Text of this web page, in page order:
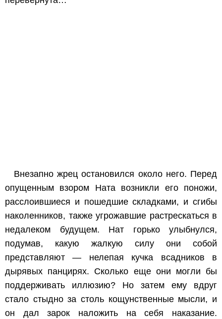
Внезапно жрец остановился около него. Перед
опущенным взором Ната возникли его поножи,
расслоившиеся и пошедшие складками, и сгибы
наколенников, также угрожавшие растрескаться в
недалеком будущем. Нат горько улыбнулся,
подумав, какую жалкую силу они собой
представляют — нелепая кучка всадников в
дырявых панцирях. Сколько еще они могли бы
поддерживать иллюзию? Но затем ему вдруг
стало стыдно за столь кощунственные мысли, и
он дал зарок наложить на себя наказание.